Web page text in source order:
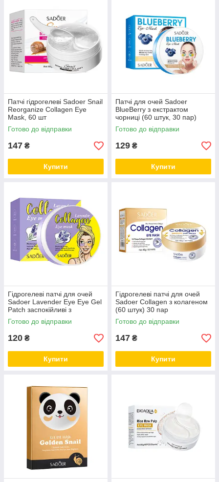
Патчі гідрогелеві Sadoer Snail
Reorganize Collagen Eye
Mask, 60 шт
Готово до відправки
147 ₴
Купити
Патчі для очей Sadoer
BlueBerry з екстрактом
чорниці (60 штук, 30 пар)
NEW!
Готово до відправки
129 ₴
Купити
Гідрогелеві патчі для очей
Sadoer Lavender Eye Eye Gel
Patch заспокійливі з
лавандою 60 штук
Готово до відправки
120 ₴
Купити
Гідрогелеві патчі для очей
Sadoer Collagen з колагеном
(60 штук) 30 пар
Готово до відправки
147 ₴
Купити